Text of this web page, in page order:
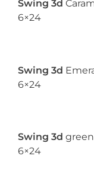
Swing 3d
6×24
Swing 3d
6×24
Swing 3d green
6×24